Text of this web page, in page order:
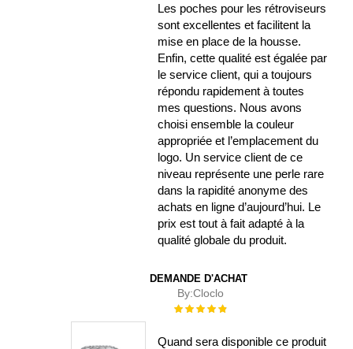
Les poches pour les rétroviseurs
sont excellentes et facilitent la
mise en place de la housse.
Enfin, cette qualité est égalée par
le service client, qui a toujours
répondu rapidement à toutes
mes questions. Nous avons
choisi ensemble la couleur
appropriée et l’emplacement du
logo. Un service client de ce
niveau représente une perle rare
dans la rapidité anonyme des
achats en ligne d’aujourd’hui. Le
prix est tout à fait adapté à la
qualité globale du produit.
DEMANDE D'ACHAT
By:Cloclo
Évaluation :
Quand sera disponible ce produit